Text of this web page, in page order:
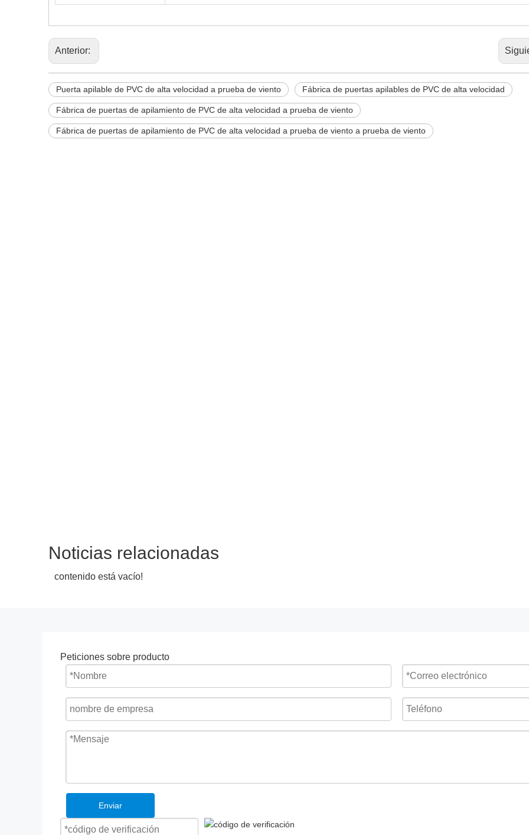
Anterior:
Puerta apilable de PVC de alta velocidad a prueba de viento Fábrica de puertas apilables de PVC de alta velocidad
Fábrica de puertas de apilamiento de PVC de alta velocidad a prueba de viento
Fábrica de puertas de apilamiento de PVC de alta velocidad a prueba de viento a prueba de viento
Noticias relacionadas
contenido está vacío!
Peticiones sobre producto
Enviar